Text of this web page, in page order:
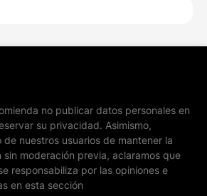
no publicar datos personales en
su privacidad. Asimismo,
nuestros usuarios de mantener la
moderación previa, aclaramos que
responsabiliza por las opiniones e
en esta sección